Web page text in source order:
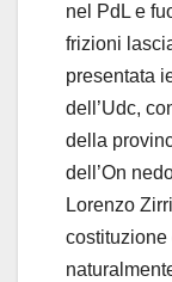
nel PdL e
frizioni
presentata
dell’Udc,
della
dell’On
Lorenzo
costituzione